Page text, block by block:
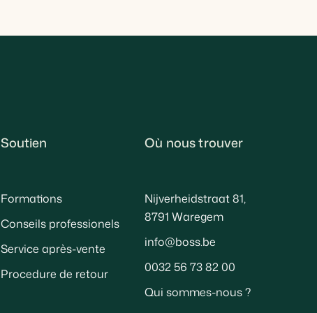
Soutien
Formations
Conseils professionels
Service après-vente
Procedure de retour
Où nous trouver
Nijverheidstraat 81,
8791 Waregem
info@boss.be
0032 56 73 82 00
Qui sommes-nous ?